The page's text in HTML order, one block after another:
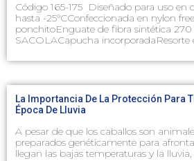
Código 165-175 Diseñado para uso en
hasta -25°CConfeccionada en nylon
ponchitoEnguate de fibra sintética
SACOLACapucha incorporadaResorte
La Importancia De La Protección Para
Época De Lluvia
A pesar de que los caballos son
preparados genéticamente para
llegan las bajas temperaturas y la lluvia,